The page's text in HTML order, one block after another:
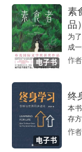
电子书
素
品）
为
成
作
电子书
终
本
存
作